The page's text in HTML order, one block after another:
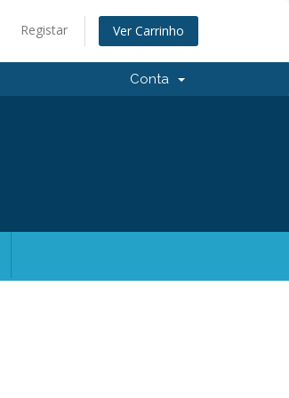
Registar Ver Carrinho
Conta